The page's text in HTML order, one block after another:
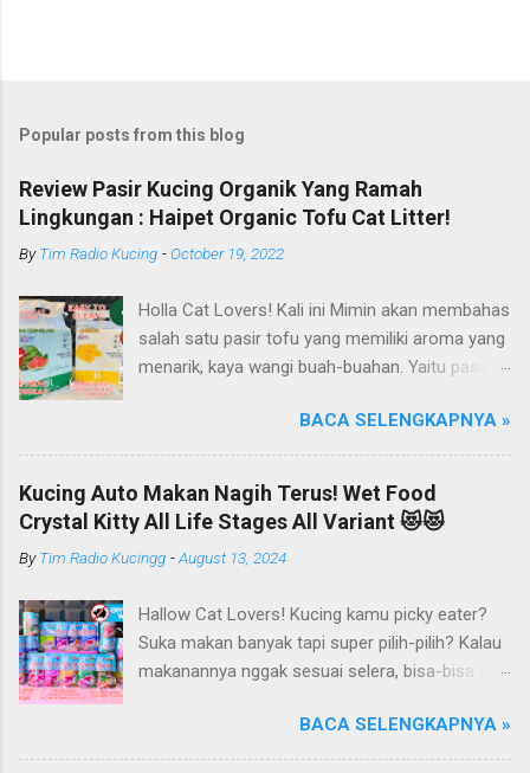
Popular posts from this blog
Review Pasir Kucing Organik Yang Ramah
Lingkungan : Haipet Organic Tofu Cat Litter!
ByTim Radio Kucing -October 19, 2022
Holla Cat Lovers! Kali ini Mimin akan membahas
salah satu pasir tofu yang memiliki aroma yang
menarik, kaya wangi buah-buahan. Yaitu pasir
Haipet merupakan salah satu merk produk
kucing yang diproduksi oleh PT. Arthacat Tirta
Surya, Indonesia. Perusahaan ini bergerak di
bidang produk perlengkapan kucing, seperti Cat
Tree Furniture, Cat Accessories, Cat Food, Cat
Litter, Cat Sandbox/Cat Litter, dan lain-lain.
dahulu dari PT. Arthacat Tirta Surya ini, ada
Arthacat Cat Litter, Sandbox/Cat Litter, Cat
Tree, Snack, Pet Bowl, Stratcher, dan masih
ternyata ga cuman jadi merk pasir tofu dari PT
Arthacat Tirta Surya, tapi merk Haipet juga ada
BACA SELENGKAPNYA »
Kucing Auto Makan Nagih Terus! Wet Food
Crystal Kitty All Life Stages All Variant 😻😻
ByTim Radio Kucingg -August 13, 2024
Hallow Cat Lovers! Kucing kamu picky eater?
Suka makan banyak tapi super pilih-pilih? Kalau
makanannya nggak sesuai selera, bisa-bisa dia
makanannya. Pokoknya si Kucing bakal selektif
banget deh kalau soal makanan deh! Duh, agak
BACA SELENGKAPNYA »